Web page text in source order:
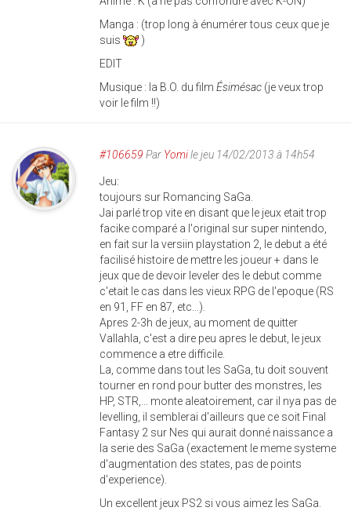
Manga : (trop long à énumérer tous ceux que je
suis
)
EDIT
Musique : la B.O. du film Ésimésac (je veux trop
voir le film !!)
#106659 Par Yomile jeu 14/02/2013 à 14h54
Jeu:
toujours sur Romancing SaGa.
Jai parlé trop vite en disant que le jeux etait trop
facike comparé a l'original sur super nintendo,
en fait sur la versiin playstation 2, le debut a été
facilisé histoire de mettre les joueur + dans le
jeux que de devoir leveler des le debut comme
c'etait le cas dans les vieux RPG de l'epoque (RS
en 91, FF en 87, etc...).
Apres 2-3h de jeux, au moment de quitter
Vallahla, c'est a dire peu apres le debut, le jeux
commence a etre difficile.
La, comme dans tout les SaGa, tu doit souvent
tourner en rond pour butter des monstres, les
HP, STR,... monte aleatoirement, car il nya pas de
levelling, il semblerai d'ailleurs que ce soit Final
Fantasy 2 sur Nes qui aurait donné naissance a
la serie des SaGa (exactement le meme systeme
d'augmentation des states, pas de points
d'experience).
Un excellent jeux PS2 si vous aimez les SaGa.